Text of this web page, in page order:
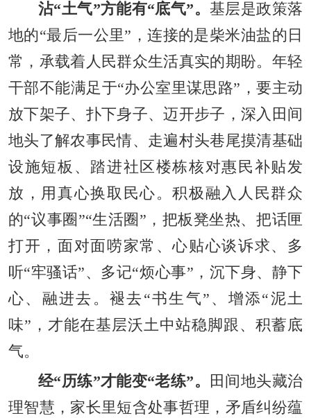
沾“土气”方能有“底气”。 基层是政策落
地的“最后一公里”，连接的是柴米油盐的日
常，承载着人民群众生活真实的期盼。年轻
干部不能满足于“办公室里谋思路”，要主动
放下架子、扑下身子、迈开步子，深入田间
地头了解农事民情、走遍村头巷尾摸清基础
设施短板、踏进社区楼栋核对惠民补贴发
放，用真心换取民心。积极融入人民群众
的“议事圈”“生活圈”，把板凳坐热、把话匣
打开，面对面唠家常、心贴心谈诉求、多
听“牢骚话”、多记“烦心事”，沉下身、静下
心、融进去。褪去“书生气”、增添“泥土
味”，才能在基层沃土中站稳脚跟、积蓄底
气。
经“历练”才能变“老练”。
田间地头藏治
理智慧，家长里短含处事哲理，矛盾纠纷蕴